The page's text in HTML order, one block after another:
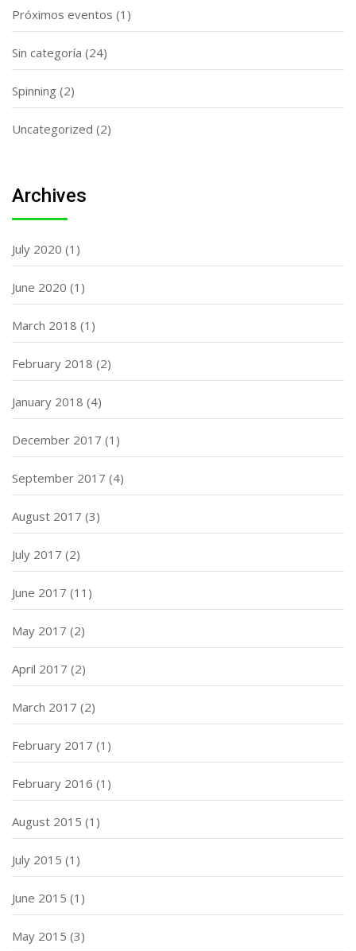
Próximos eventos (1)
Sin categoría (24)
Spinning (2)
Uncategorized (2)
Archives
July 2020 (1)
June 2020 (1)
March 2018 (1)
February 2018 (2)
January 2018 (4)
December 2017 (1)
September 2017 (4)
August 2017 (3)
July 2017 (2)
June 2017 (11)
May 2017 (2)
April 2017 (2)
March 2017 (2)
February 2017 (1)
February 2016 (1)
August 2015 (1)
July 2015 (1)
June 2015 (1)
May 2015 (3)